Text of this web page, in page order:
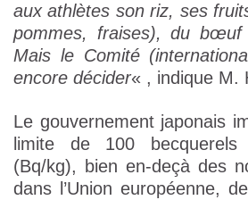
aux athlètes son riz, ses
pommes, fraises), du bœuf
Mais le Comité
encore décider« , indique M.
Le gouvernement japonais
limite de 100 becquerels
(Bq/kg), bien en-deçà des
dans l’Union européenne,